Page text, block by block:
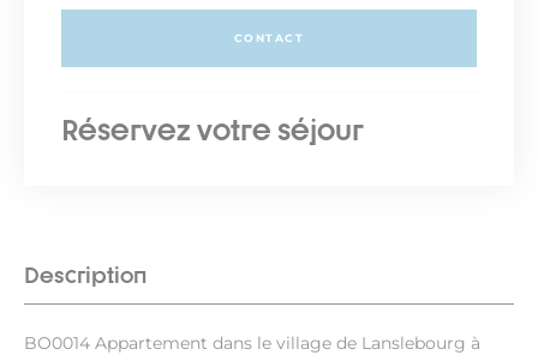
Description
BO0014 Appartement dans le village de Lanslebourg à
CONTACT
Réservez votre séjour